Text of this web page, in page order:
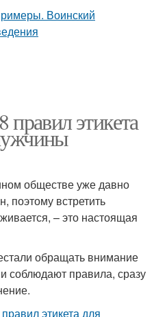
этикета
обществе уже давно
поэтому встретить
– это настоящая
обращать внимание
соблюдают правила, сразу